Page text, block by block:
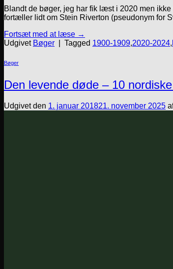
Blandt de bøger, jeg har fik læst i 2020 men
fortæller lidt om Stein Riverton (pseudonym for
Fortsæt med at læse →
Udgivet Bøger Tagged 1900-1909,2020-2024,
Bøger
Den levende døde – 10
Udgivet den 1. januar 201821. november 2025